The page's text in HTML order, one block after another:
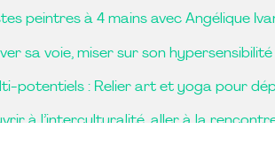
peintres à 4 mains avec Angélique
sa voie, miser sur son
potentiels : Relier art et yoga pour
à l’interculturalité, aller à la